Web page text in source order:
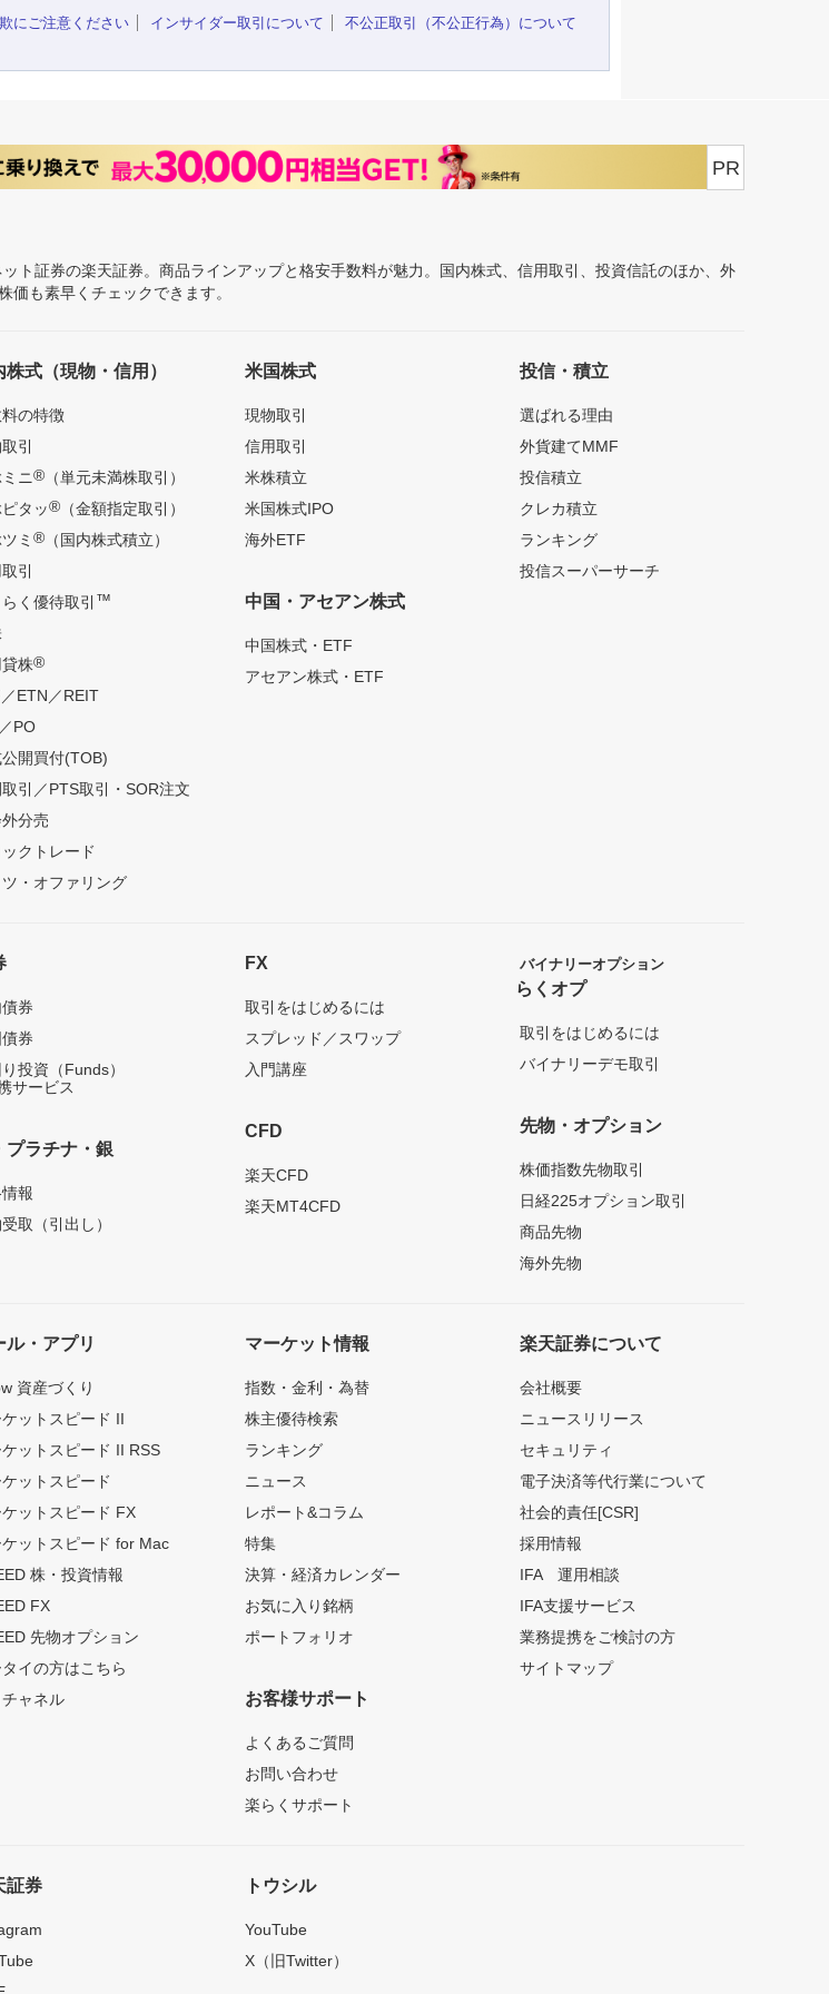
にご注意ください インサイダー取引について
不公正取引（不公正行為）について
PR
ト証券の楽天証券。商品ラインアップと格安手数料が魅力。国内株式、信用取引、投資信託のほか、外
も素早くチェックできます。
株式（現物・信用）
の特徴
引
ニ®（単元未満株取引）
タッ®（金額指定取引）
ミ ®（国内株式積立）
引
く優待取引 ™
株®
ETN／REIT
PO
開買付(TOB)
引／PTS取引・SOR注文
分売
クトレード
・オファリング
米国株式
現物取引
信用取引
米株積立
米国株式IPO
海外ETF
中国・アセアン株式
中国株式・ETF
アセアン株式・ETF
投信・積立
選ばれる理由
外貨建てMMF
投信積立
クレカ積立
ランキング
投信スーパーサーチ
券
券
投資（Funds）
サービス
プラチナ・銀
報
取（引出し）
FX
取引をはじめるには
スプレッド／スワップ
入門講座
CFD
楽天CFD
楽天MT4CFD
バイナリーオプション
らくオプ
取引をはじめるには
バイナリーデモ取引
先物・オプション
株価指数先物取引
日経225オプション取引
商品先物
海外先物
ル・アプリ
資産づくり
ットスピード II
ットスピード II RSS
ットスピード
ットスピード FX
ケットスピード for Mac
株・投資情報
FX
先物オプション
イの方はこちら
ャネル
マーケット情報
指数・金利・為替
株主優待検索
ランキング
ニュース
レポート&コラム
特集
決算・経済カレンダー
お気に入り銘柄
ポートフォリオ
お客様サポート
よくあるご質問
お問い合わせ
楽らくサポート
楽天証券について
会社概要
ニュースリリース
セキュリティ
電子決済等代行業について
社会的責任[CSR]
採用情報
IFA 運用相談
IFA支援サービス
業務提携をご検討の方
サイトマップ
証券 トウシル
YouTube
X（旧Twitter）